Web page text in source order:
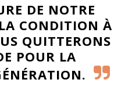
DE NOTRE
CONDITION À
QUITTERONS
POUR LA